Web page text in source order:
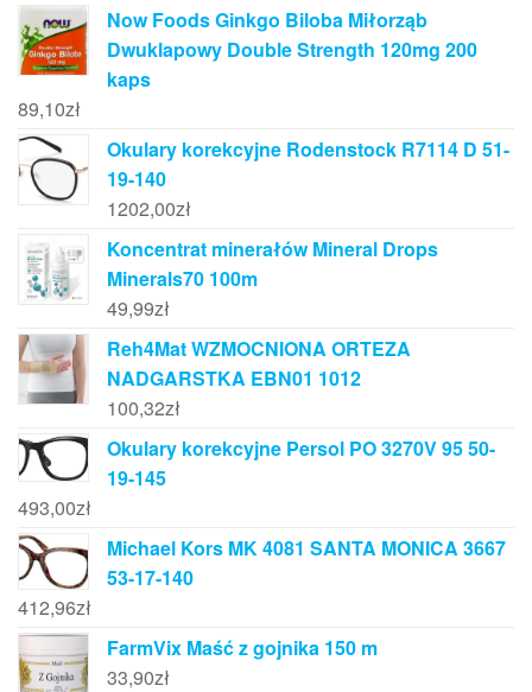
Now Foods Ginkgo Biloba Miłorząb
Dwuklapowy Double Strength 120mg 200
kaps
89,10zł
Okulary korekcyjne Rodenstock R7114 D 51-
19-140
1202,00zł
Koncentrat minerałów Mineral Drops
Minerals70 100m
49,99zł
Reh4Mat WZMOCNIONA ORTEZA
NADGARSTKA EBN01 1012
100,32zł
Okulary korekcyjne Persol PO 3270V 95 50-
19-145
493,00zł
Michael Kors MK 4081 SANTA MONICA 3667
53-17-140
412,96zł
FarmVix Maść z gojnika 150 m
33,90zł